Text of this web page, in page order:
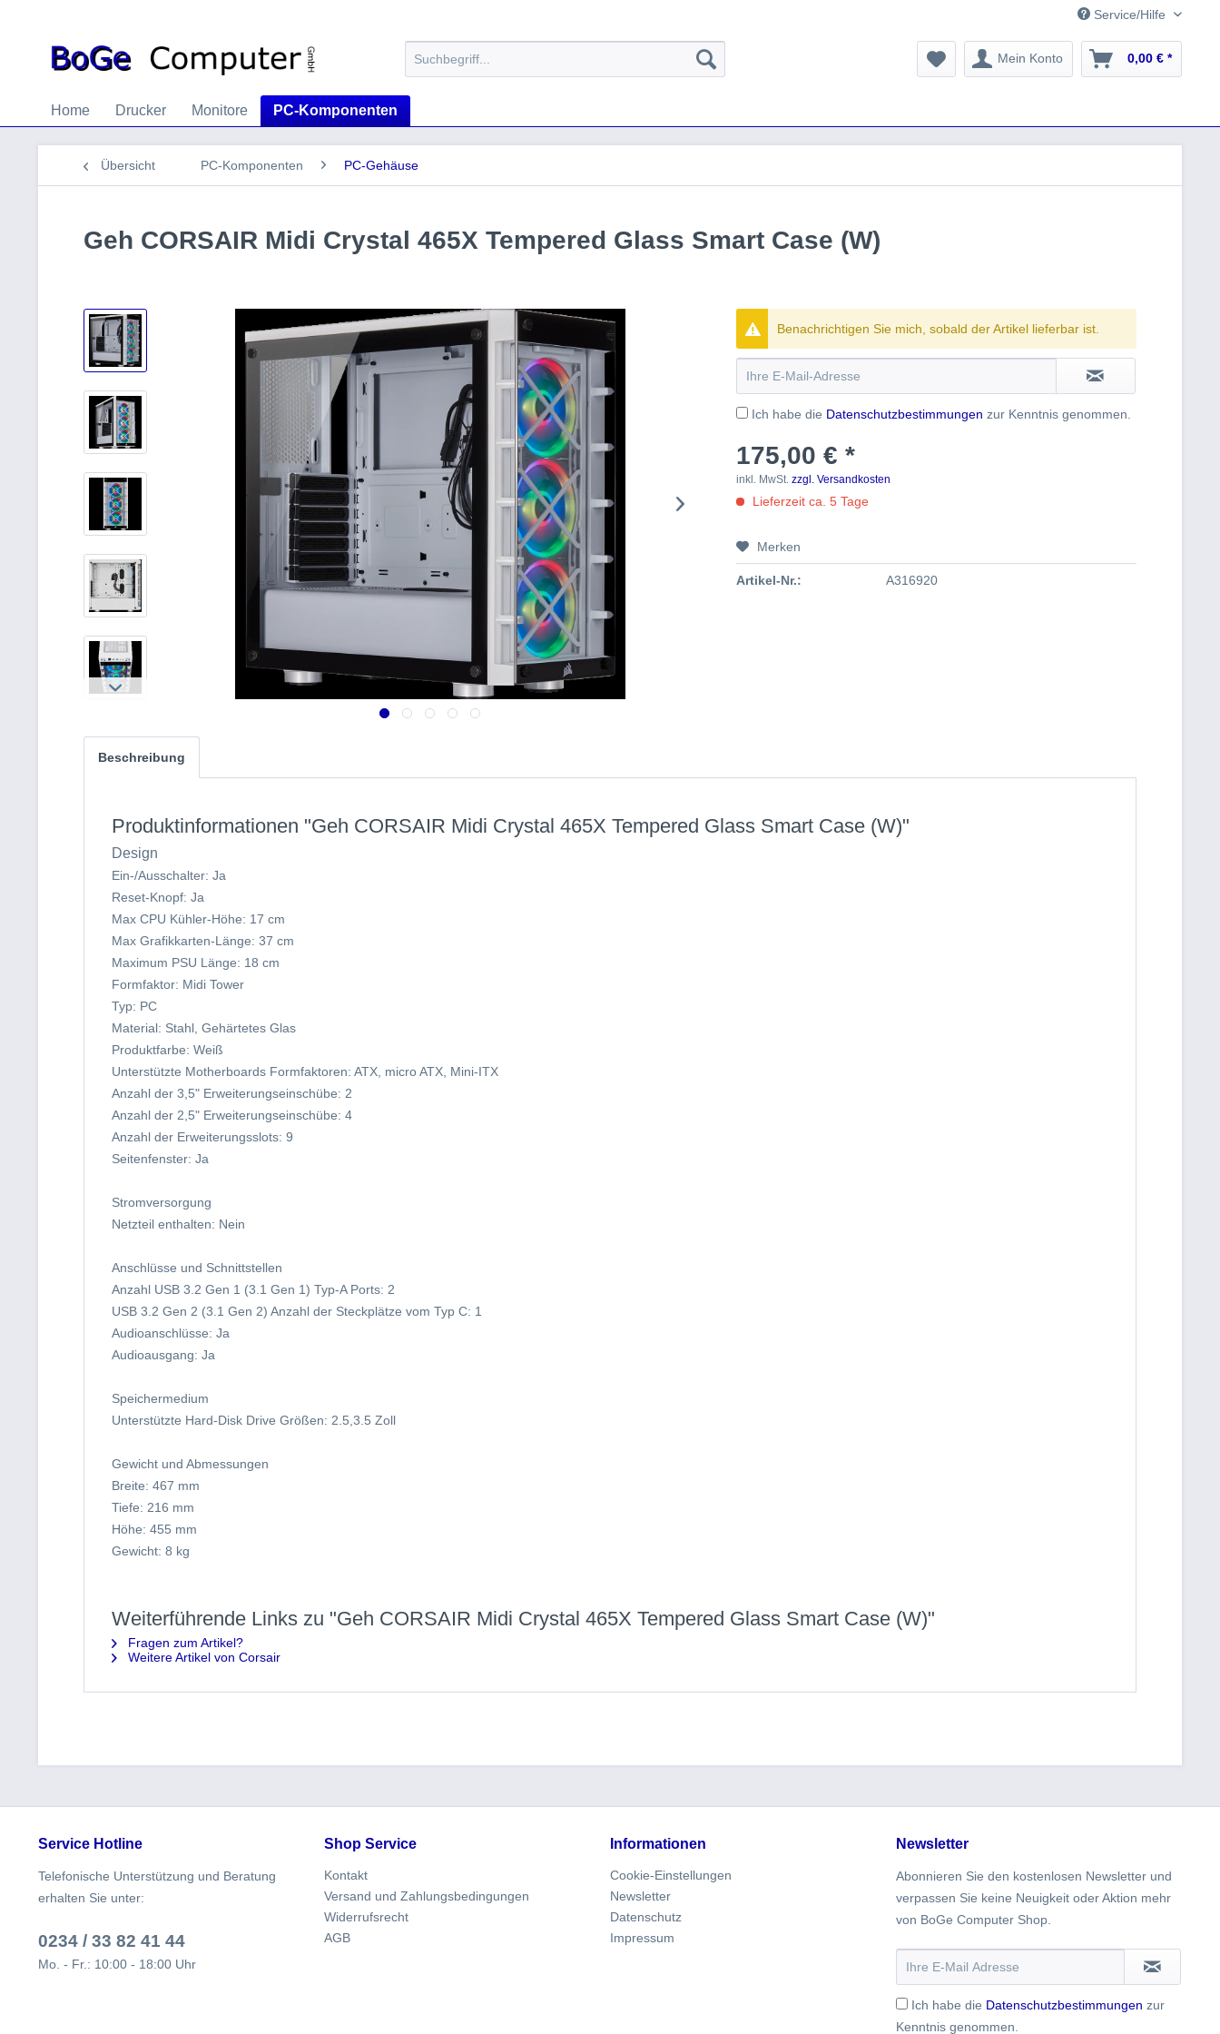
Service/Hilfe
Mein Konto 0,00 € *
Home Drucker Monitore PC-Komponenten
Übersicht PC-Komponenten PC-Gehäuse
Geh CORSAIR Midi Crystal 465X Tempered Glass Smart Case (W)
Benachrichtigen Sie mich, sobald der Artikel lieferbar ist.
Ich habe die Datenschutzbestimmungen zur Kenntnis genommen.
175,00 € *
inkl. MwSt.zzgl. Versandkosten
Lieferzeit ca. 5 Tage
Merken
Artikel-Nr.: A316920
Beschreibung
Produktinformationen "Geh CORSAIR Midi Crystal 465X Tempered Glass Smart Case (W)"
Design
Ein-/Ausschalter: Ja
Reset-Knopf: Ja
Max CPU Kühler-Höhe: 17 cm
Max Grafikkarten-Länge: 37 cm
Maximum PSU Länge: 18 cm
Formfaktor: Midi Tower
Typ: PC
Material: Stahl, Gehärtetes Glas
Produktfarbe: Weiß
Unterstützte Motherboards Formfaktoren: ATX, micro ATX, Mini-ITX
Anzahl der 3,5" Erweiterungseinschübe: 2
Anzahl der 2,5" Erweiterungseinschübe: 4
Anzahl der Erweiterungsslots: 9
Seitenfenster: Ja
Stromversorgung
Netzteil enthalten: Nein
Anschlüsse und Schnittstellen
Anzahl USB 3.2 Gen 1 (3.1 Gen 1) Typ-A Ports: 2
USB 3.2 Gen 2 (3.1 Gen 2) Anzahl der Steckplätze vom Typ C: 1
Audioanschlüsse: Ja
Audioausgang: Ja
Speichermedium
Unterstützte Hard-Disk Drive Größen: 2.5,3.5 Zoll
Gewicht und Abmessungen
Breite: 467 mm
Tiefe: 216 mm
Höhe: 455 mm
Gewicht: 8 kg
Weiterführende Links zu "Geh CORSAIR Midi Crystal 465X Tempered Glass Smart Case (W)"
Fragen zum Artikel?
Weitere Artikel von Corsair
Service Hotline
Telefonische Unterstützung und Beratung
erhalten Sie unter:
0234 / 33 82 41 44
Mo. - Fr.: 10:00 - 18:00 Uhr
Shop Service
Kontakt
Versand und Zahlungsbedingungen
Widerrufsrecht
AGB
Informationen
Cookie-Einstellungen
Newsletter
Datenschutz
Impressum
Newsletter
Abonnieren Sie den kostenlosen Newsletter und
verpassen Sie keine Neuigkeit oder Aktion mehr
von BoGe Computer Shop.
Ich habe die Datenschutzbestimmungen zur
Kenntnis genommen.